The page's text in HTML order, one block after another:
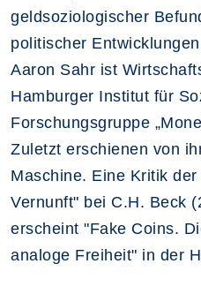
geldsoziologischer
politischer
Aaron Sahr ist
Hamburger Institut für
Forschungsgruppe
Zuletzt erschienen von
Maschine. Eine Kritik
Vernunft" bei C.H. Beck
erscheint "Fake Coins.
analoge Freiheit" in der